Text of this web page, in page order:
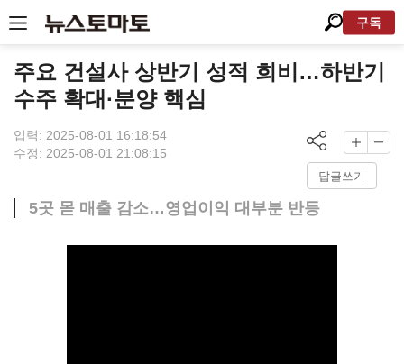
구독
주요 건설사 상반기 성적 희비…하반기
수주 확대·분양 핵심
입력: 2025-08-01 16:18:54
수정: 2025-08-01 21:08:15
답글쓰기
5곳 몯 매출 감소…영업이익 대부분 반등